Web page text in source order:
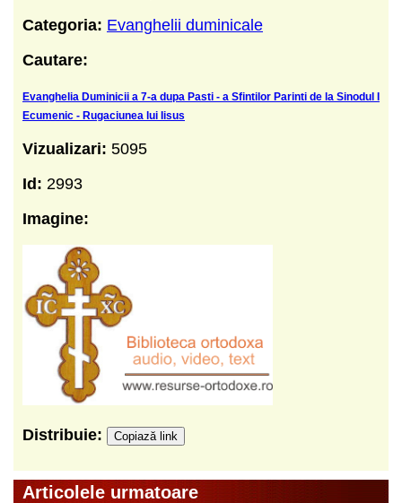
Categoria: Evanghelii duminicale
Cautare:
Evanghelia Duminicii a 7-a dupa Pasti - a Sfintilor Parinti de la Sinodul I
Ecumenic - Rugaciunea lui Iisus
Vizualizari: 5095
Id: 2993
Imagine:
Distribuie: Copiază link
Articolele urmatoare